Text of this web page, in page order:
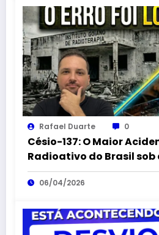
Rafael Duarte 0
Césio-137: O Maior
Radioativo do Brasil sob
Logística Reversa
06/04/2026